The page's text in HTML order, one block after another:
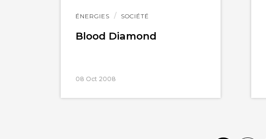
ÉNERGIES SOCIÉTÉ
Blood Diamond
08 Oct 2008
Lire